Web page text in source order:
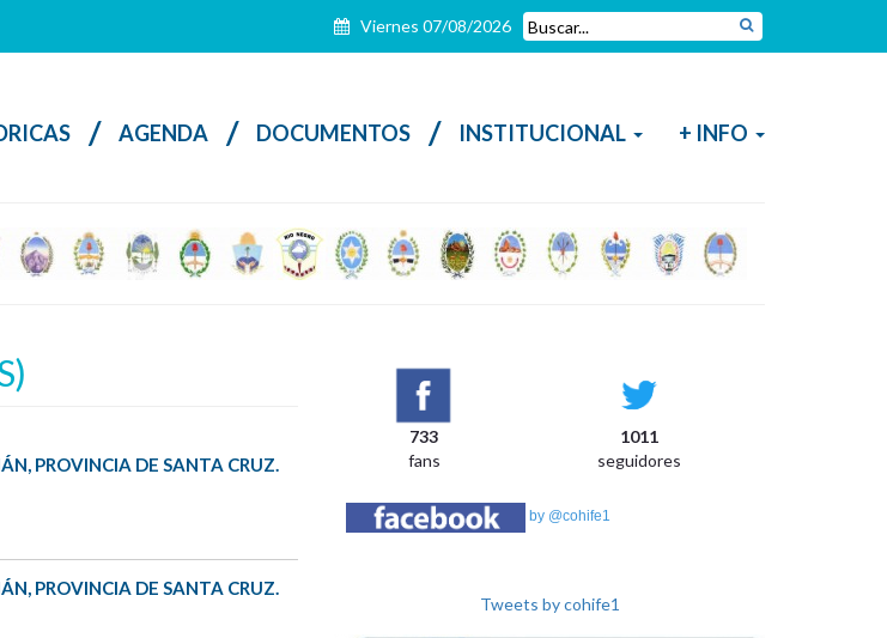
Viernes 07/08/2026
/ AGENDA / DOCUMENTOS / INSTITUCIONAL + INFO
PROVINCIA DE SANTA CRUZ.
PROVINCIA DE SANTA CRUZ.
733
1011
fans
seguidores
by @cohife1
Tweets by cohife1